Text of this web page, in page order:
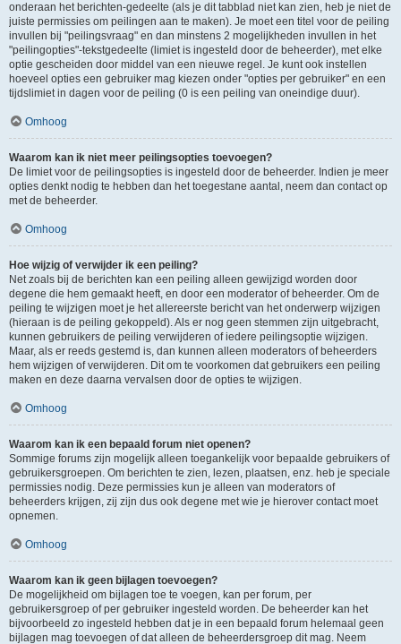
onderaan het berichten-gedeelte (als je dit tabblad niet kan zien, heb je niet de
juiste permissies om peilingen aan te maken). Je moet een titel voor de peiling
invullen bij "peilingsvraag" en dan minstens 2 mogelijkheden invullen in het
"peilingopties"-tekstgedeelte (limiet is ingesteld door de beheerder), met elke
optie gescheiden door middel van een nieuwe regel. Je kunt ook instellen
hoeveel opties een gebruiker mag kiezen onder "opties per gebruiker" en een
tijdslimiet in dagen voor de peiling (0 is een peiling van oneindige duur).
Omhoog
Waarom kan ik niet meer peilingsopties toevoegen?
De limiet voor de peilingsopties is ingesteld door de beheerder. Indien je meer
opties denkt nodig te hebben dan het toegestane aantal, neem dan contact op
met de beheerder.
Omhoog
Hoe wijzig of verwijder ik een peiling?
Net zoals bij de berichten kan een peiling alleen gewijzigd worden door
degene die hem gemaakt heeft, en door een moderator of beheerder. Om de
peiling te wijzigen moet je het allereerste bericht van het onderwerp wijzigen
(hieraan is de peiling gekoppeld). Als er nog geen stemmen zijn uitgebracht,
kunnen gebruikers de peiling verwijderen of iedere peilingsoptie wijzigen.
Maar, als er reeds gestemd is, dan kunnen alleen moderators of beheerders
hem wijzigen of verwijderen. Dit om te voorkomen dat gebruikers een peiling
maken en deze daarna vervalsen door de opties te wijzigen.
Omhoog
Waarom kan ik een bepaald forum niet openen?
Sommige forums zijn mogelijk alleen toegankelijk voor bepaalde gebruikers of
gebruikersgroepen. Om berichten te zien, lezen, plaatsen, enz. heb je speciale
permissies nodig. Deze permissies kun je alleen van moderators of
beheerders krijgen, zij zijn dus ook degene met wie je hierover contact moet
opnemen.
Omhoog
Waarom kan ik geen bijlagen toevoegen?
De mogelijkheid om bijlagen toe te voegen, kan per forum, per
gebruikersgroep of per gebruiker ingesteld worden. De beheerder kan het
bijvoorbeeld zo ingesteld hebben dat je in een bepaald forum helemaal geen
bijlagen mag toevoegen of dat alleen de beheerdersgroep dit mag. Neem